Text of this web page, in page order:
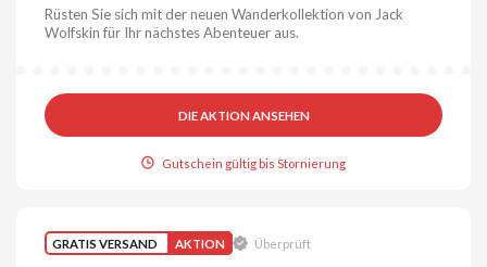
Rüsten Sie sich mit der neuen Wanderkollektion von Jack
Wolfskin für Ihr nächstes Abenteuer aus.
DIE AKTION ANSEHEN
Gutschein gültig bis Stornierung
GRATIS VERSAND AKTION Überprüft